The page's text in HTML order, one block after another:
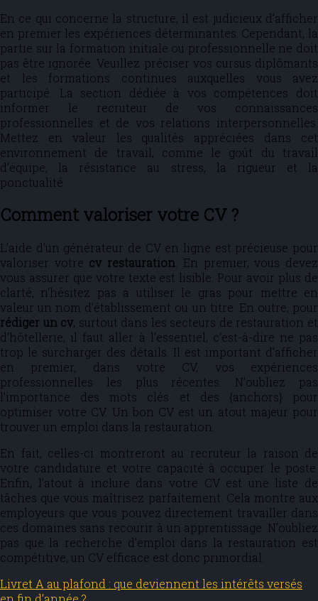
En ce qui concerne la structure, il est judicieux d’afficher
en premier les expériences déterminantes. Cependant, la
partie sur la formation initiale ou professionnelle ne doit
pas être ignorée. Veuillez préciser vos cursus diplômants
et les formations continues auxquelles vous avez
participé. La section dédiée à vos compétences doit
informer le recruteur de vos connaissances
professionnelles et de vos relations interpersonnelles.
Mettez en valeur les qualités appréciées dans cet
environnement de travail, comme le goût du travail
d’équipe, la résistance au stress, la rigueur et la
ponctualité.
Comment valoriser votre CV ?
L’aide d’un générateur de CV en ligne est précieuse pour
valoriser votre cv restauration. En premier, vous devez
vous assurer que votre texte est lisible. Pour avoir plus de
clarté, n’hésitez pas à utiliser le gras pour mettre en
valeur un nom d’établissement ou un titre. En outre, pour
rédiger un cv, surtout dans les secteurs de restauration et
d’hôtellerie, il faut aller à l’essentiel, c’est-à-dire ne pas
trop le surcharger des détails. Il est important d’afficher
en premier, dans votre CV, vos expériences
professionnelles les plus récentes. N’oubliez pas
l’importance des mots clés et des {anchors} pour
optimiser votre CV. Un bon CV est un atout majeur pour
trouver un emploi dans la restauration.
En fait, celles-ci montreront au recruteur la raison de
votre candidature et votre capacité à occuper le poste.
Enfin, l’atout à inclure dans votre CV est une liste de
tâches que vous maîtrisez parfaitement. Cela montre aux
employeurs que vous pouvez directement travailler dans
ces domaines sans recourir à un apprentissage. N’oubliez
pas que la recherche d’emploi dans la restauration est
compétitive, un CV efficace est donc primordial.
Livret A au plafond : que deviennent les intérêts versés